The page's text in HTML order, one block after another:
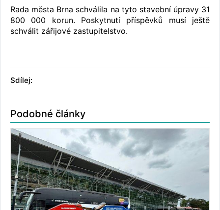
Rada města Brna schválila na tyto stavební úpravy 31
800 000 korun. Poskytnutí příspěvků musí ještě
schválit zářijové zastupitelstvo.
Sdílej:
Podobné články